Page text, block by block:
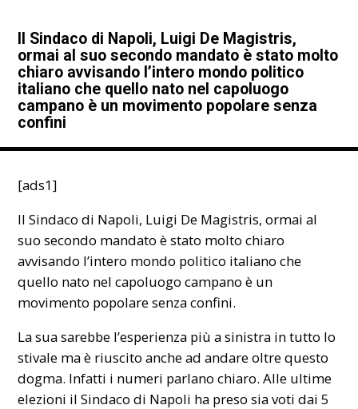
Il Sindaco di Napoli, Luigi De Magistris,
ormai al suo secondo mandato è stato molto
chiaro avvisando l’intero mondo politico
italiano che quello nato nel capoluogo
campano è un movimento popolare senza
confini
[ads1]
Il Sindaco di Napoli, Luigi De Magistris, ormai al
suo secondo mandato è stato molto chiaro
avvisando l’intero mondo politico italiano che
quello nato nel capoluogo campano è un
movimento popolare senza confini.
La sua sarebbe l’esperienza più a sinistra in tutto lo
stivale ma è riuscito anche ad andare oltre questo
dogma. Infatti i numeri parlano chiaro. Alle ultime
elezioni il Sindaco di Napoli ha preso sia voti dai 5